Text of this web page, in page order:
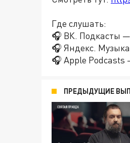
Где слушать:
🎧 ВК. Подкасты —
🎧 Яндекс.
🎧 Apple Podcasts
ПРЕДЫДУЩИЕ